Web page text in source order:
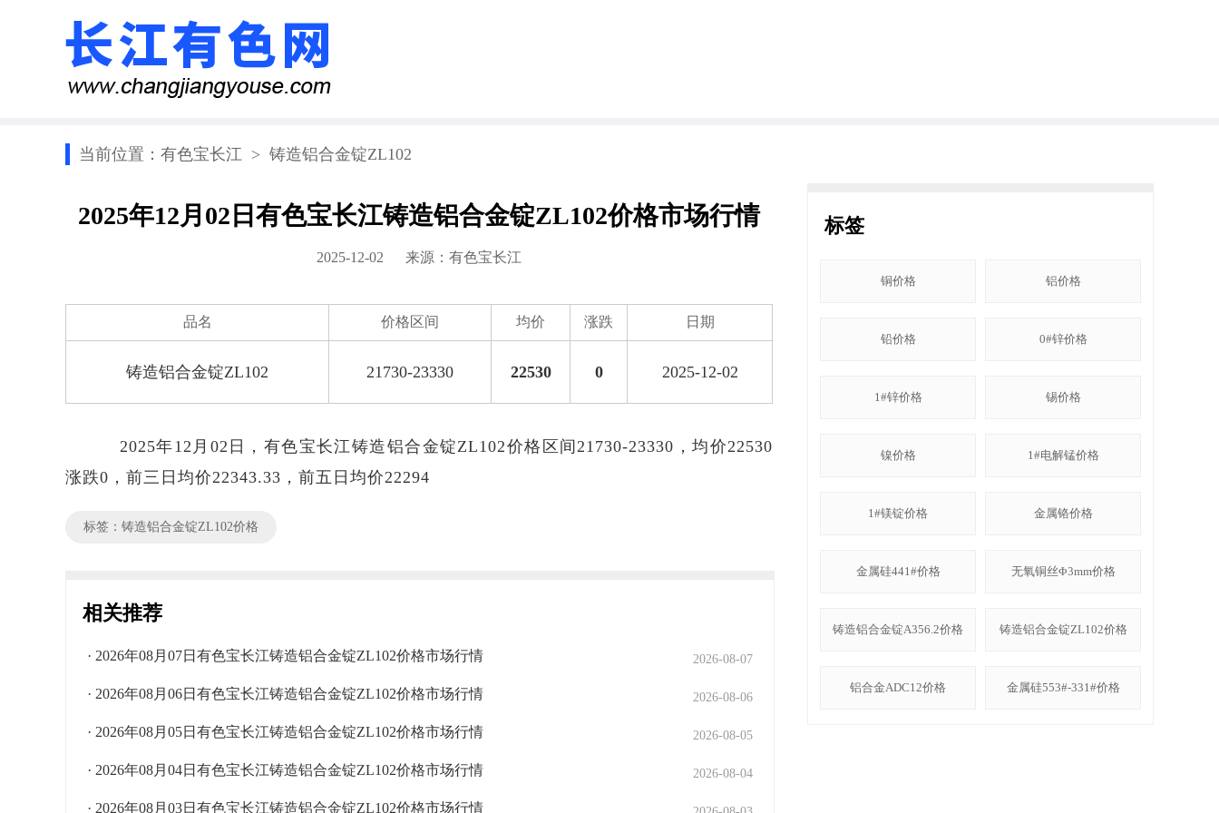
当前位置： 有色宝长江 > 铸造铝合金锭ZL102
2025年12月02日有色宝长江铸造铝合金锭ZL102价格市场行情
2025-12-02 来源： 有色宝长江
品名 价格区间 均价 涨跌 日期
铸造铝合金锭ZL102 21730-23330 22530 0 2025-12-02
2025年12月02日，有色宝长江铸造铝合金锭ZL102价格区间21730-23330，均价22530
涨跌0，前三日均价22343.33，前五日均价22294
标签：铸造铝合金锭ZL102价格
相关推荐
· 2026年08月07日有色宝长江铸造铝合金锭ZL102价格市场行情 2026-08-07
· 2026年08月06日有色宝长江铸造铝合金锭ZL102价格市场行情 2026-08-06
· 2026年08月05日有色宝长江铸造铝合金锭ZL102价格市场行情 2026-08-05
· 2026年08月04日有色宝长江铸造铝合金锭ZL102价格市场行情 2026-08-04
· 2026年08月03日有色宝长江铸造铝合金锭ZL102价格市场行情
标签
铜价格 铝价格
铅价格 0#锌价格
1#锌价格 锡价格
镍价格 1#电解锰价格
1#镁锭价格 金属铬价格
金属硅441#价格 无氧铜丝Φ3mm价格
铸造铝合金锭A356.2价格 铸造铝合金锭ZL102价格
铝合金ADC12价格 金属硅553#-331#价格